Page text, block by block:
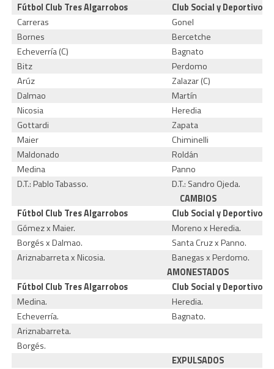
Fútbol Club Tres Algarrobos
Club Social y Deportivo
Carreras
Gonel
Bornes
Bercetche
Echeverría (C)
Bagnato
Bitz
Perdomo
Arúz
Zalazar (C)
Dalmao
Martín
Nicosia
Heredia
Gottardi
Zapata
Maier
Chiminelli
Maldonado
Roldán
Medina
Panno
D.T.: Pablo Tabasso.
D.T.: Sandro Ojeda.
CAMBIOS
Fútbol Club Tres Algarrobos
Club Social y Deportivo
Gómez x Maier.
Moreno x Heredia.
Borgés x Dalmao.
Santa Cruz x Panno.
Ariznabarreta x Nicosia.
Banegas x Perdomo.
AMONESTADOS
Fútbol Club Tres Algarrobos
Club Social y Deportivo
Medina.
Heredia.
Echeverría.
Bagnato.
Ariznabarreta.
Borgés.
EXPULSADOS